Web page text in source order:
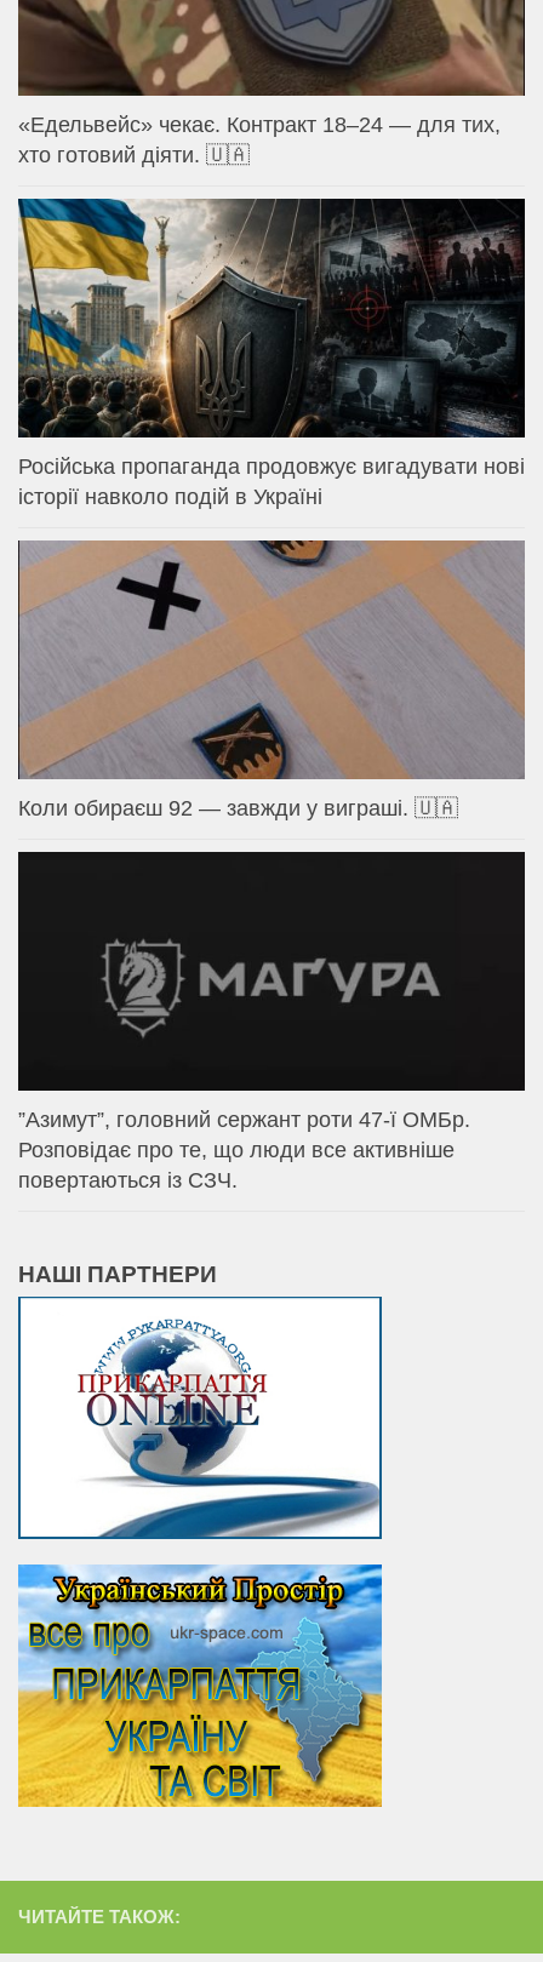
«Едельвейс» чекає. Контракт 18–24 — для тих,
хто готовий діяти. 🇺🇦
Російська пропаганда продовжує вигадувати нові
історії навколо подій в Україні
Коли обираєш 92 — завжди у виграші. 🇺🇦
⁨”Азимут”, головний сержант роти 47-ї ОМБр.
Розповідає про те, що люди все активніше
повертаються із СЗЧ.
НАШІ ПАРТНЕРИ
ЧИТАЙТЕ ТАКОЖ: